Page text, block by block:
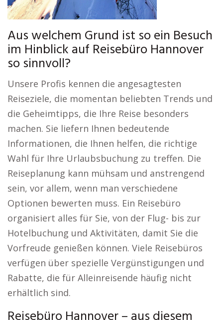
Aus welchem Grund ist so ein Besuch
im Hinblick auf Reisebüro Hannover
so sinnvoll?
Unsere Profis kennen die angesagtesten
Reiseziele, die momentan beliebten Trends und
die Geheimtipps, die Ihre Reise besonders
machen. Sie liefern Ihnen bedeutende
Informationen, die Ihnen helfen, die richtige
Wahl für Ihre Urlaubsbuchung zu treffen. Die
Reiseplanung kann mühsam und anstrengend
sein, vor allem, wenn man verschiedene
Optionen bewerten muss. Ein Reisebüro
organisiert alles für Sie, von der Flug- bis zur
Hotelbuchung und Aktivitäten, damit Sie die
Vorfreude genießen können. Viele Reisebüros
verfügen über spezielle Vergünstigungen und
Rabatte, die für Alleinreisende häufig nicht
erhältlich sind.